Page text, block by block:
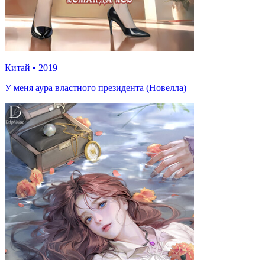
Китай • 2019
У меня аура властного президента (Новелла)